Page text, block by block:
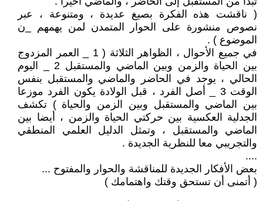
( ناقشت هذه الفكرة بصيغ عديدة ، ومتنوعة ، عبر
نصوص منشورة على الحوار المتمدن لمن يهمهم _ن
الموضوع ) .
في جميع الأحوال ، الظواهر الثلاثة ( 1 _ العمر المزدوج
بين الحياة والزمن وبين الماضي والمستقبل 2 _ اليوم
الحالي ، يوجد في الحاضر والماضي والمستقبل بنفس
الوقت 3 _ أصل الفرد ، قبل الولادة يكون الفرد موزعا
بين الماضي والمستقبل وبين الزمن والحياة ) تكشف
الجدلية العكسية بين حركتي الحياة والزمن ، أيضا بين
الماضي والمستقبل ، وتمثل الدليل العلمي المنطقي
والتجريبي معا للنظرية الجديدة .
....
بعض الأفكار الجديدة للمناقشة والحوار والمفتوح ...
( أتمنى أن تستحق وقتك واهتمامك )